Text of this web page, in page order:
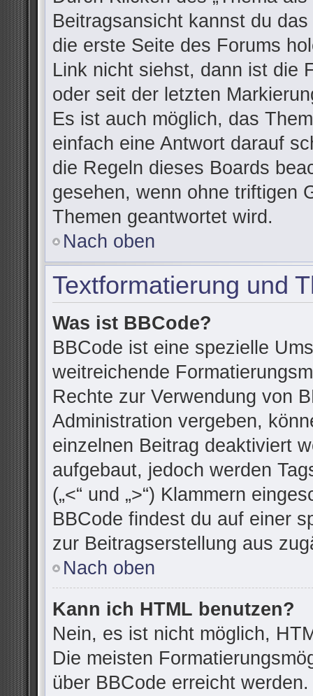
Beitragsansicht kannst du
die erste Seite des Forums
Link nicht siehst, dann ist die
oder seit der letzten
Es ist auch möglich, das
einfach eine Antwort darauf
die Regeln dieses Boards
gesehen, wenn ohne triftigen
Themen geantwortet wird.
Nach oben
Textformatierung und
Was ist BBCode?
BBCode ist eine spezielle
weitreichende
Rechte zur Verwendung von
Administration vergeben,
einzelnen Beitrag deaktiviert
aufgebaut, jedoch werden
(„<“ und „>“) Klammern
BBCode findest du auf einer
zur Beitragserstellung aus
Nach oben
Kann ich HTML benutzen?
Nein, es ist nicht möglich,
Die meisten
über BBCode erreicht werden.